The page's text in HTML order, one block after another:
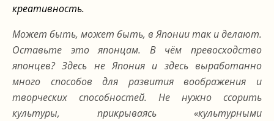
креативность.
Может быть, может быть, в Японии так и делают.
Оставьте это японцам. В чём превосходство
японцев? Здесь не Япония и здесь выработанно
много способов для развития воображения и
творческих способностей. Не нужно ссорить
культуры, прикрываясь «культурными